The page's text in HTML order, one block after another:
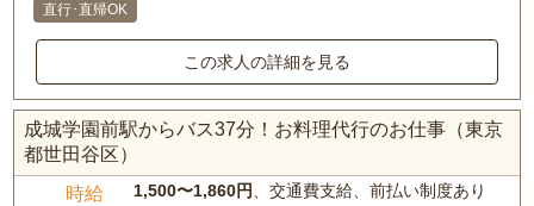
直行･直帰OK
この求人の詳細を見る
成城学園前駅からバス37分！お料理代行のお仕事（東京
都世田谷区）
時給 1,500〜1,860円、交通費支給、前払い制度あり